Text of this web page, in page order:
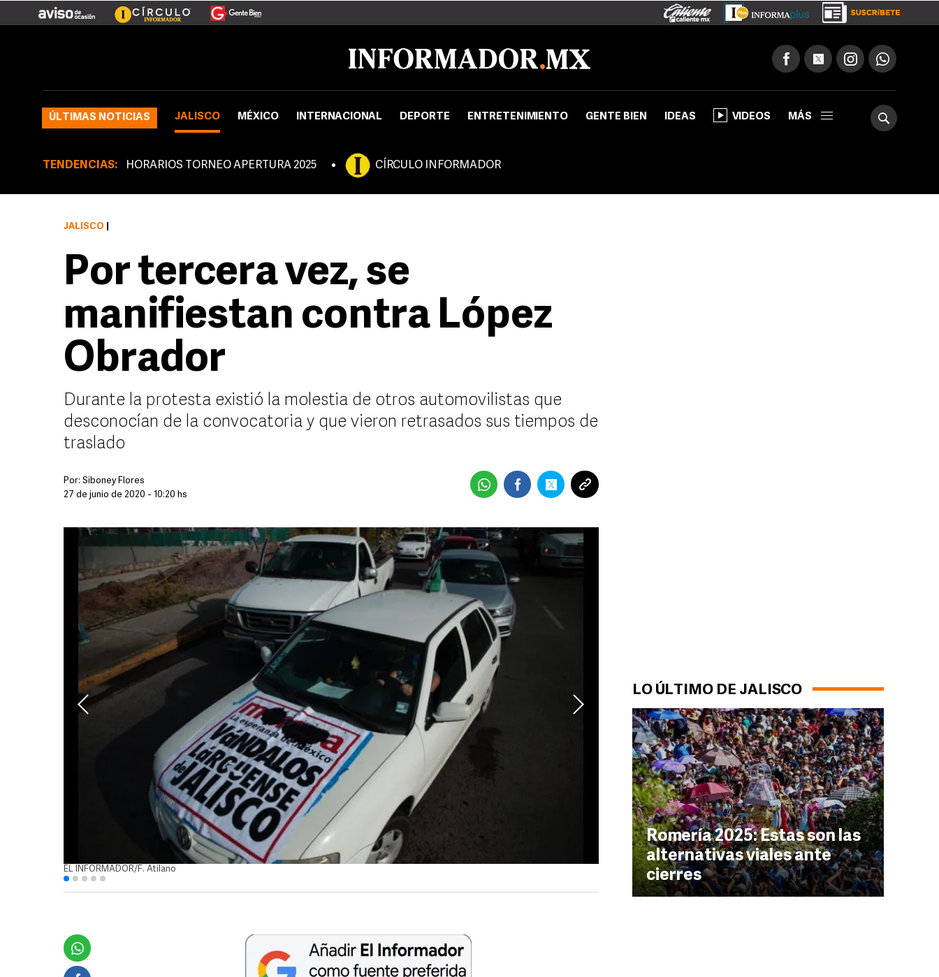
ÚLTIMAS NOTICIAS JALISCO MÉXICO INTERNACIONAL DEPORTE ENTRETENIMIENTO GENTE BIEN IDEAS VIDEOS MÁS
TENDENCIAS: HORARIOS TORNEO APERTURA 2025 CÍRCULO INFORMADOR
LO ÚLTIMO DE JALISCO
Romería 2025: Estas son las
alternativas viales ante
cierres
JALISCO
Por tercera vez, se
manifiestan contra López
Obrador
Durante la protesta existió la molestia de otros automovilistas que
desconocían de la convocatoria y que vieron retrasados sus tiempos de
traslado
Por: Siboney Flores
27 de junio de 2020 - 10:20 hs
EL INFORMADOR/F. Atilano EL INFORMADOR/F. Atilano